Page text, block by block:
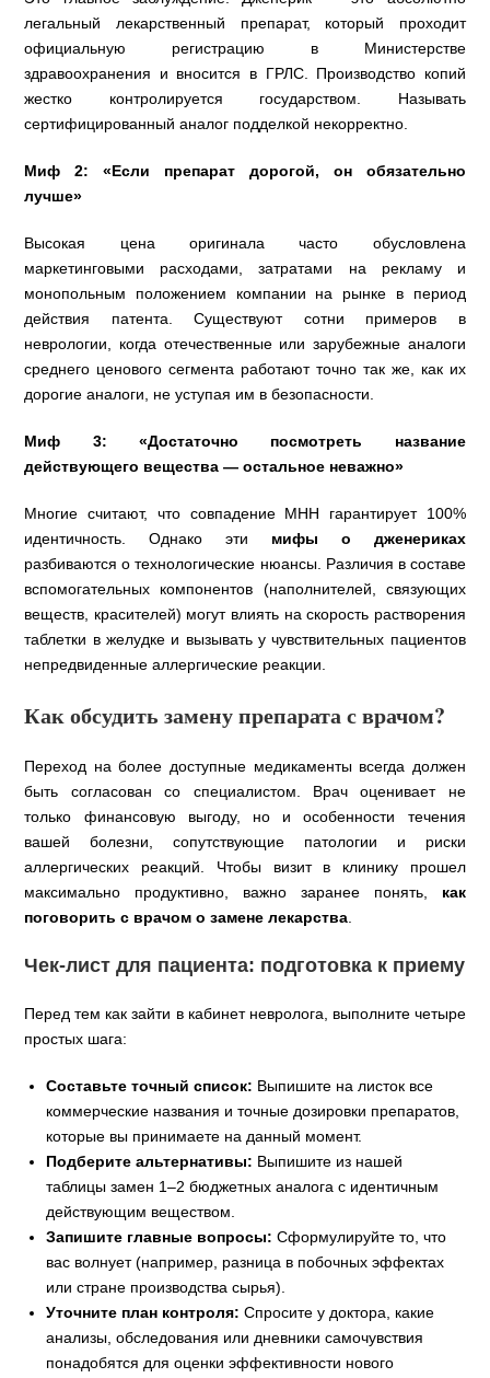
легальный лекарственный препарат, который проходит
официальную регистрацию в Министерстве
здравоохранения и вносится в ГРЛС. Производство копий
жестко контролируется государством. Называть
сертифицированный аналог подделкой некорректно.
Миф 2: «Если препарат дорогой, он обязательно
лучше»
Высокая цена оригинала часто обусловлена
маркетинговыми расходами, затратами на рекламу и
монопольным положением компании на рынке в период
действия патента. Существуют сотни примеров в
неврологии, когда отечественные или зарубежные аналоги
среднего ценового сегмента работают точно так же, как их
дорогие аналоги, не уступая им в безопасности.
Миф 3: «Достаточно посмотреть название
действующего вещества — остальное неважно»
Многие считают, что совпадение МНН гарантирует 100%
идентичность. Однако эти мифы о дженериках
разбиваются о технологические нюансы. Различия в составе
вспомогательных компонентов (наполнителей, связующих
веществ, красителей) могут влиять на скорость растворения
таблетки в желудке и вызывать у чувствительных пациентов
непредвиденные аллергические реакции.
Как обсудить замену препарата с врачом?
Переход на более доступные медикаменты всегда должен
быть согласован со специалистом. Врач оценивает не
только финансовую выгоду, но и особенности течения
вашей болезни, сопутствующие патологии и риски
аллергических реакций. Чтобы визит в клинику прошел
максимально продуктивно, важно заранее понять, как
поговорить с врачом о замене лекарства
Чек-лист для пациента: подготовка к приему
Перед тем как зайти в кабинет невролога, выполните четыре
простых шага:
Составьте точный список: Выпишите на листок все
коммерческие названия и точные дозировки препаратов,
которые вы принимаете на данный момент.
Подберите альтернативы: Выпишите из нашей
таблицы замен 1–2 бюджетных аналога с идентичным
действующим веществом.
Запишите главные вопросы: Сформулируйте то, что
вас волнует (например, разница в побочных эффектах
или стране производства сырья).
Уточните план контроля: Спросите у доктора, какие
анализы, обследования или дневники самочувствия
понадобятся для оценки эффективности нового